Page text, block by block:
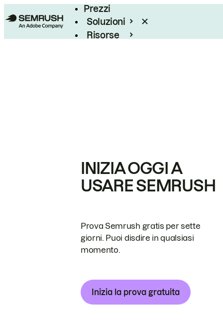
Prezzi
Soluzioni
Risorse
INIZIA OGGI A
USARE SEMRUSH
Prova Semrush gratis per sette
giorni. Puoi disdire in qualsiasi
momento.
Inizia la prova gratuita